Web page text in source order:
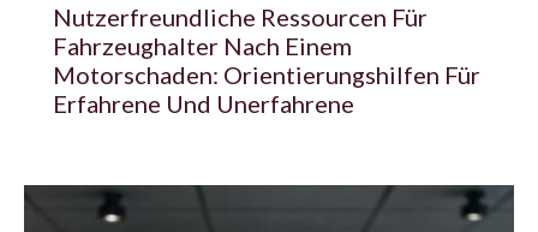
Nutzerfreundliche Ressourcen Für
Fahrzeughalter Nach Einem
Motorschaden: Orientierungshilfen Für
Erfahrene Und Unerfahrene